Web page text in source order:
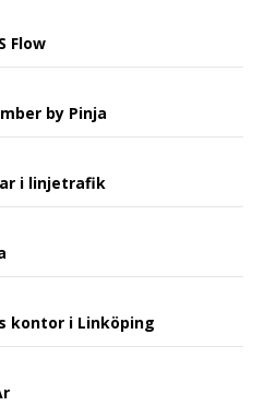
Flow
by Pinja
i linjetrafik
kontor i Linköping